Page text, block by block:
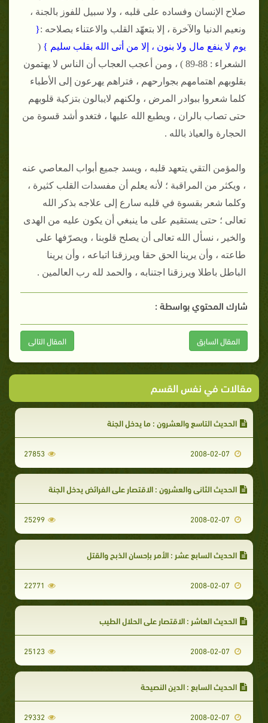
صلاح الإنسان وفساده على قلبه ، ولا سبيل للفوز بالجنة ،
ونعيم الدنيا والآخرة ، إلا بتعهّد القلب والاعتناء بصلاحه :{
يوم لا ينفع مال ولا بنون ، إلا من أتى الله بقلب سليم } (
الشعراء : 88-89 ) ، ومن أعجب العجاب أن الناس لا يهتمون
بقلوبهم اهتمامهم بجوارحهم ، فتراهم يهرعون إلى الأطباء
كلما شعروا ببوادر المرض ، ولكنهم لايبالون بتزكية قلوبهم
حتى تصاب بالران ، ويطبع الله عليها ، فتغدو أشد قسوة من
الحجارة والعياذ بالله .
والمؤمن التقي يتعهد قلبه ، ويسد جميع أبواب المعاصي عنه
، ويكثر من المراقبة ؛ لأنه يعلم أن مفسدات القلب كثيرة ،
وكلما شعر بقسوة في قلبه سارع إلى علاجه بذكر الله
تعالى ؛ حتى يستقيم على ما ينبغي أن يكون عليه من الهدى
والخير ، نسأل الله تعالى أن يصلح قلوبنا ، ويصرّفها على
طاعته ، وأن يرينا الحق حقا ويرزقنا اتباعه ، وأن يرينا
الباطل باطلا ويرزقنا اجتنابه ، والحمد لله رب العالمين .
شارك المحتوي بواسطة :
المقال السابق المقال التالى
مقالات في نفس القسم
الحديث التاسع والعشرون : ما يدخل الجنة
27853
الحديث الثاني والعشرون : الاقتصار على الفرائض يدخل الجنة
25299
الحديث السابع عشر : الأمر بإحسان الذبح والقتل
22771
الحديث العاشر : الاقتصار على الحلال الطيب
25123
الحديث السابع : الدين النصيحة
29332